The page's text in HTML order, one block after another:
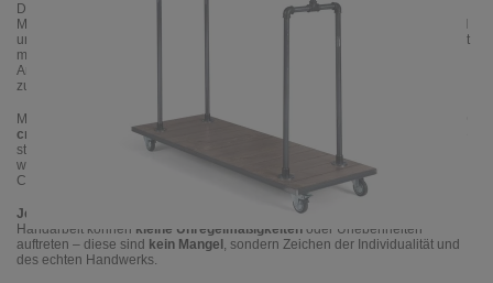
Der
ist ein hochwertiges, handgefertigtes
Möbelstück im angesagten
und der
verbindet er Funktionalität
mit einem markanten, urbanen Look. Ob im Schlafzimmer, Flur,
Ankleidezimmer oder im Loft – HYDRA ist ein echtes Statement und sorgt
zugleich für Ordnung und Übersicht.
Mit einer Breite von 130 cm, einer Tiefe von
cm
bietet HYDRA viel Platz für Kleidung, Mäntel, Taschen oder Schuhe. Die
stabile Konstruktion aus pulverbeschichtetem Stahl sorgt für Langlebigkeit,
während die natürliche Holzmaserung der Ablage dem Möbelstück
Charakter verleiht.
Jeder Kleiderständer ist ein Unikat:
Durch die Fertigung in liebevoller
Handarbeit können kleine Unregelmäßigkeiten oder Unebenheiten
auftreten – diese sind kein Mangel , sondern Zeichen der Individualität und
des echten Handwerks.